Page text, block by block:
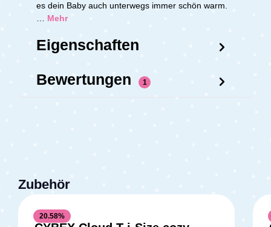
es dein Baby auch unterwegs immer schön warm.
Mehr
Eigenschaften
Bewertungen 1
Zubehör
20.58%